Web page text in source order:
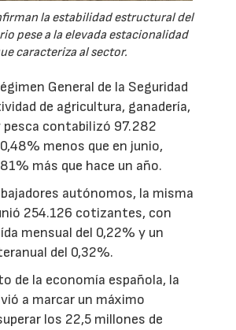
la estabilidad estructural del
pese a la elevada estacionalidad
caracteriza al sector.
General de la Seguridad
de agricultura, ganadería,
contabilizó 97.282
menos que en junio,
más que hace un año.
autónomos, la misma
254.126 cotizantes, con
mensual del 0,22% y un
del 0,32%.
de la economía española, la
a marcar un máximo
los 22,5 millones de